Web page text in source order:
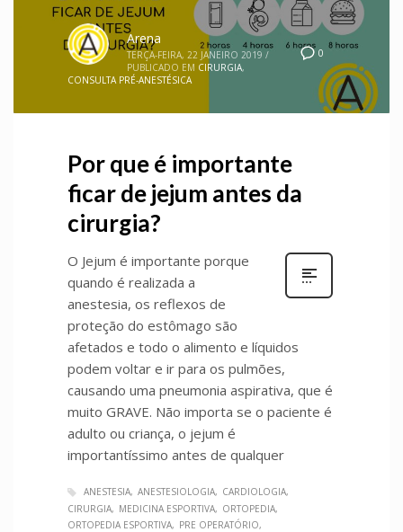
0
Arena
TERÇA-FEIRA, 22 JANEIRO 2019 /
PUBLICADO EM CIRURGIA,
CONSULTA PRÉ-ANESTÉSICA
Por que é importante
ficar de jejum antes da
cirurgia?
O Jejum é importante porque
quando é realizada a
anestesia, os reflexos de
proteção do estômago são
afetados e todo o alimento e líquidos
podem voltar e ir para os pulmões,
causando uma pneumonia aspirativa, que é
muito GRAVE. Não importa se o paciente é
adulto ou criança, o jejum é
importantíssimo antes de qualquer
ANESTESIA ANESTESIOLOGIA
CARDIOLOGIA
CIRURGIA
MEDICINA ESPORTIVA
ORTOPEDIA
ORTOPEDIA ESPORTIVA
PRE OPERATÓRIO